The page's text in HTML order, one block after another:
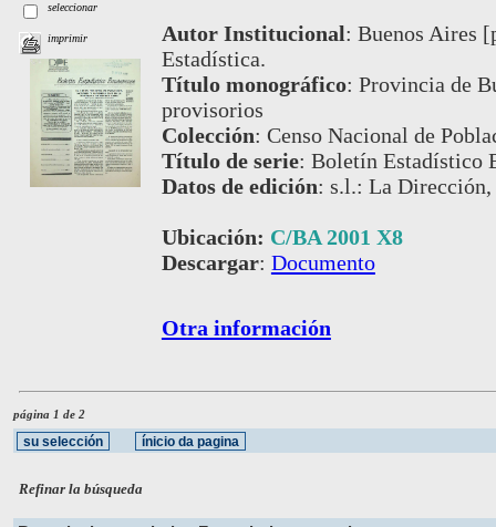
seleccionar
imprimir Autor Institucional: Buenos Aires
Estadística.
Título monográfico: Provincia de
provisorios
Colección: Censo Nacional de
Título de serie: Boletín Estadístico
Datos de edición: s.l.: La
Ubicación: C/BA 2001 X8
Descargar: Documento
Otra información
página 1 de 2
Refinar la búsqueda